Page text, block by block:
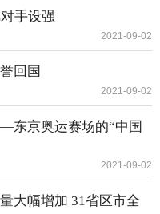
手设强
2021-09-02
回国
2021-09-02
京奥运赛场的“中国
2021-09-02
大幅增加 31省区市全